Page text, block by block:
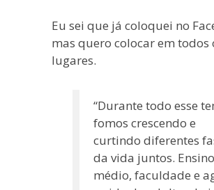
Eu sei que já coloquei no
mas quero colocar em todos
lugares.
“Durante todo esse
fomos crescendo e
curtindo diferentes
da vida juntos. Ensino
médio, faculdade e